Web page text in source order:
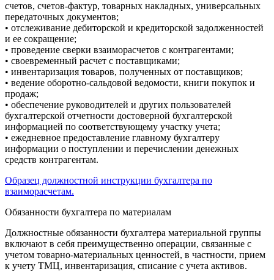
счетов, счетов-фактур, товарных накладных, универсальных
передаточных документов;
• отслеживание дебиторской и кредиторской задолженностей
и ее сокращение;
• проведение сверки взаиморасчетов с контрагентами;
• своевременный расчет с поставщиками;
• инвентаризация товаров, полученных от поставщиков;
• ведение оборотно-сальдовой ведомости, книги покупок и
продаж;
• обеспечение руководителей и других пользователей
бухгалтерской отчетности достоверной бухгалтерской
информацией по соответствующему участку учета;
• ежедневное предоставление главному бухгалтеру
информации о поступлении и перечислении денежных
средств контрагентам.
Образец должностной инструкции бухгалтера по
взаиморасчетам.
Обязанности бухгалтера по материалам
Должностные обязанности бухгалтера материальной группы
включают в себя преимущественно операции, связанные с
учетом товарно-материальных ценностей, в частности, прием
к учету ТМЦ, инвентаризация, списание с учета активов.